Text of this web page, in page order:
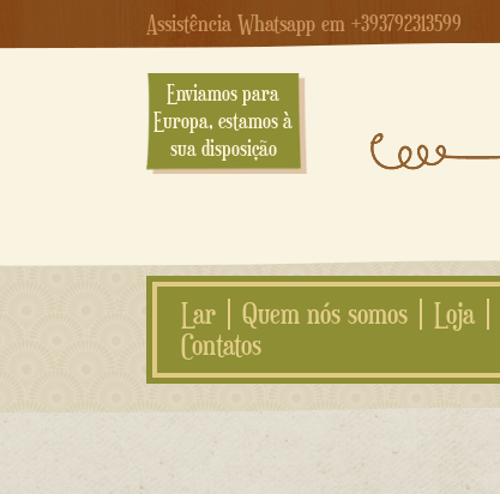
Assistência Whatsapp em +393792313599
Enviamos para
Europa, estamos à
sua disposição
Lar Quem nós somos Loja
Contatos
Ir